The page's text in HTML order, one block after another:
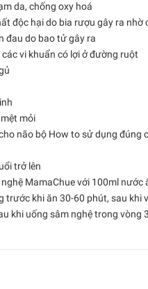
da, chống oxy hoá
độc hại do bia rượu gây ra nhờ
đau do bao tử gây ra
vi khuẩn có lợi ở đường ruột
mỏi
não bộ How to sử dụng đúng
trở lên
MamaChue với 100ml nước
khi ăn 30-60 phút, sau khi
khi uống sâm nghệ trong vòng